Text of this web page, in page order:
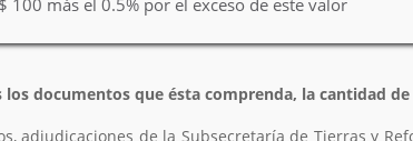
100 más el 0.5% por el exceso de este valor
documentos que ésta comprenda, la cantidad de
adjudicaciones de la Subsecretaría de Tierras y